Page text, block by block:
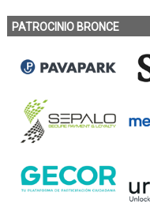
PATROCINIO BRONCE